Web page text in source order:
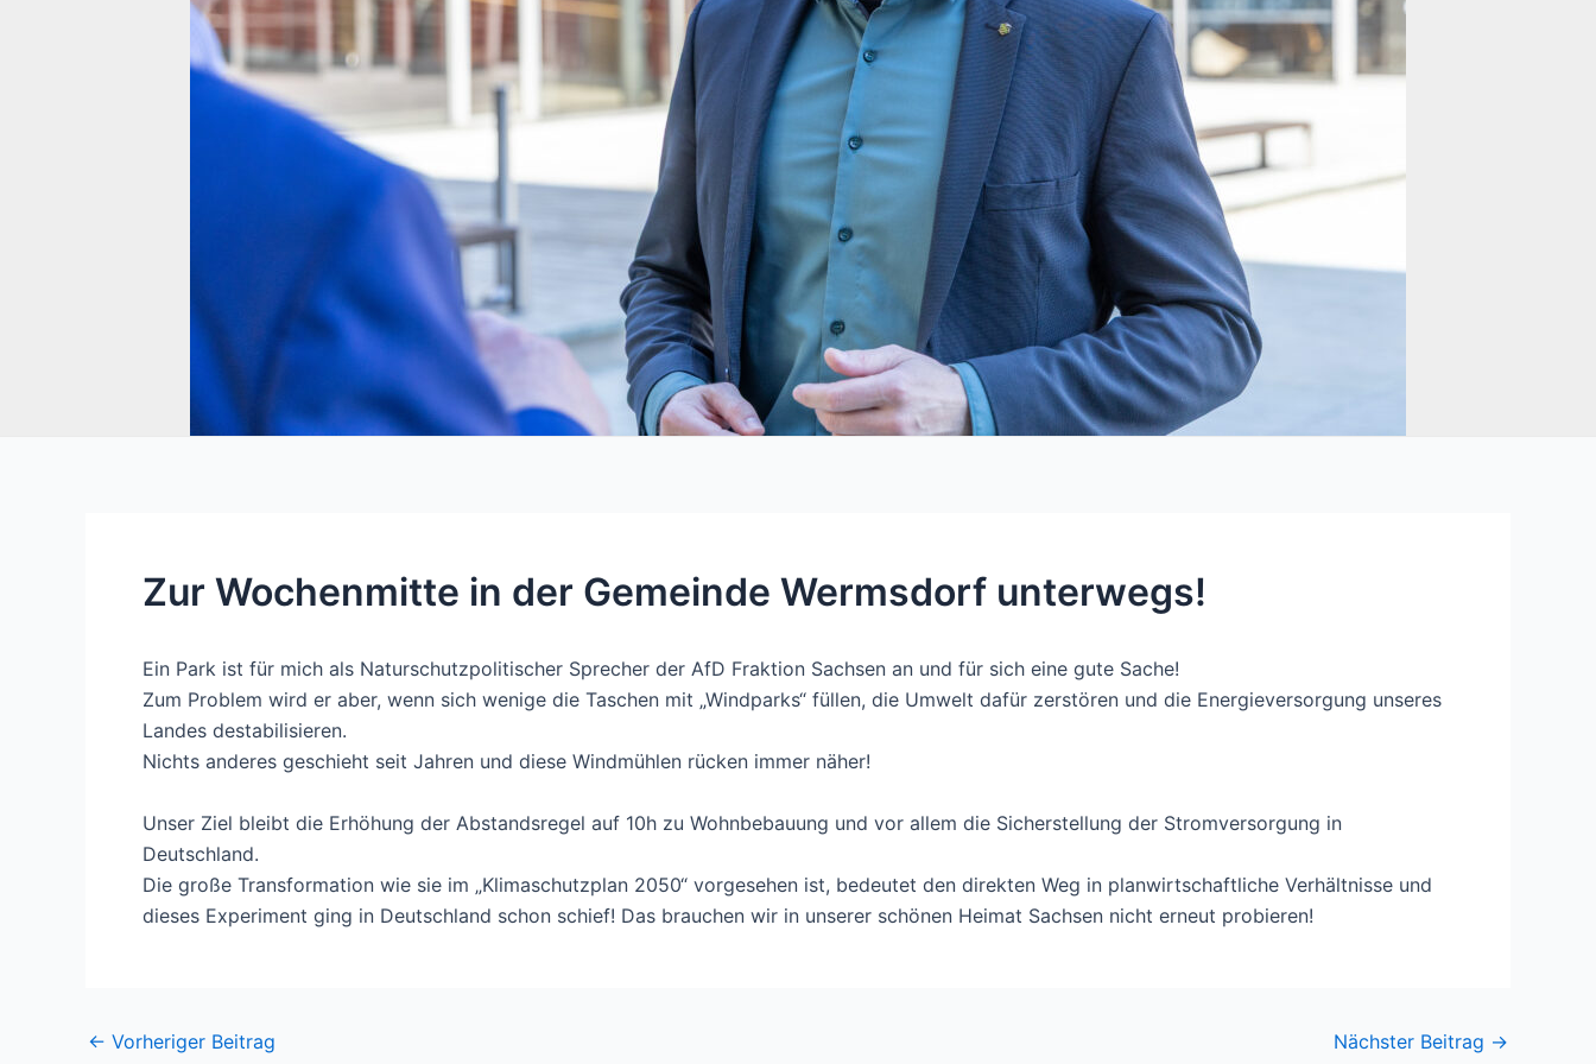
Zur Wochenmitte in der Gemeinde Wermsdorf unterwegs!
Ein Park ist für mich als Naturschutzpolitischer Sprecher der AfD Fraktion Sachsen an und für sich eine gute Sache!
Zum Problem wird er aber, wenn sich wenige die Taschen mit „Windparks“ füllen, die Umwelt dafür zerstören und die Energieversorgung unseres
Landes destabilisieren.
Nichts anderes geschieht seit Jahren und diese Windmühlen rücken immer näher!
Unser Ziel bleibt die Erhöhung der Abstandsregel auf 10h zu Wohnbebauung und vor allem die Sicherstellung der Stromversorgung in
Deutschland.
Die große Transformation wie sie im „Klimaschutzplan 2050“ vorgesehen ist, bedeutet den direkten Weg in planwirtschaftliche Verhältnisse und
dieses Experiment ging in Deutschland schon schief! Das brauchen wir in unserer schönen Heimat Sachsen nicht erneut probieren!
Post
← Vorheriger Beitrag Nächster Beitrag →